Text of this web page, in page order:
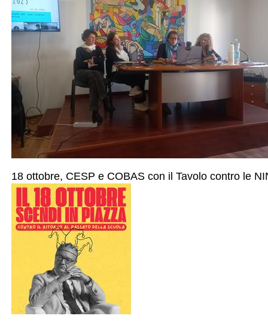
18 ottobre, CESP e COBAS con il Tavolo contro le